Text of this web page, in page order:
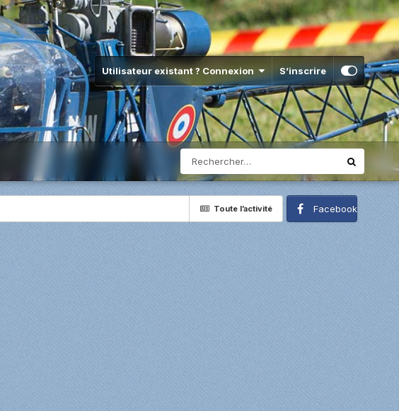
Utilisateur existant ? Connexion S’inscrire
Toute l’activité Facebook